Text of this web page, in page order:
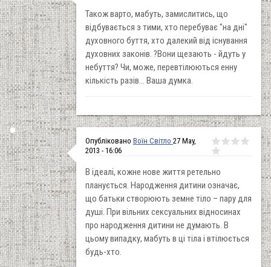
Також варто, мабуть, замислитись, що
відбувається з тими, хто перебуває "на дні"
духовного буття, хто далекий від існування
духовних законів. ?Вони щезають - йдуть у
небуття? Чи, може, перевтілюються енну
кількість разів... Ваша думка.
Опубліковано Воїн Світло 27 May,
2013 - 16:06
В ідеалі, кожне нове життя ретельно
планується. Народження дитини означає,
що батьки створюють земне тіло – пару для
душі. При вільних сексуальних відносинах
про народження дитини не думають. В
цьому випадку, мабуть в ці тіла і втілюється
будь-хто.